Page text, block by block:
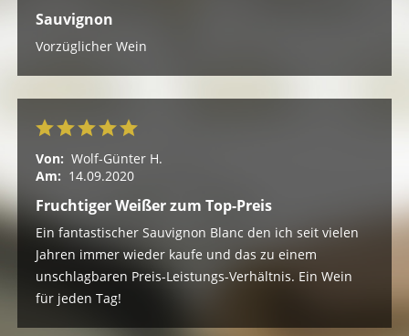
Sauvignon
Vorzüglicher Wein
Von: Wolf-Günter H.
Am: 14.09.2020
Fruchtiger Weißer zum Top-Preis
Ein fantastischer Sauvignon Blanc den ich seit vielen
Jahren immer wieder kaufe und das zu einem
unschlagbaren Preis-Leistungs-Verhältnis. Ein Wein
für jeden Tag!